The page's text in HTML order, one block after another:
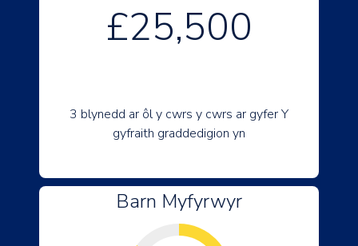
£25,500
3 blynedd ar ôl y cwrs y cwrs ar gyfer Y
gyfraith graddedigion yn
Barn Myfyrwyr